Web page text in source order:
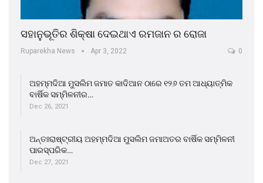
ସହାନୁଭୂତିର ଶିକ୍ଷା ଦେଇଥାଏ ରମଜାନ ର ରୋଜା
Ruparekha News Apr 3, 2022 0
ଅହମ୍ମଦିଆ ମୁସଲିମ ଜମାତ କାଦିଆନ ଠାରେ ୧୨୬ ତମ ଆଧ୍ୟାତ୍ମିକ
ବାର୍ଷିକ ସମ୍ମିଳନୀର…
Dec 26, 2021
ଅନ୍ତଃରାଷ୍ଟ୍ରୀୟ ଅହମ୍ମଦିଆ ମୁସଲିମ ଜମାଅତର ବାର୍ଷିକ ସମ୍ମିଳନୀ
ପାରସ୍ପରିକ…
Dec 27, 2021